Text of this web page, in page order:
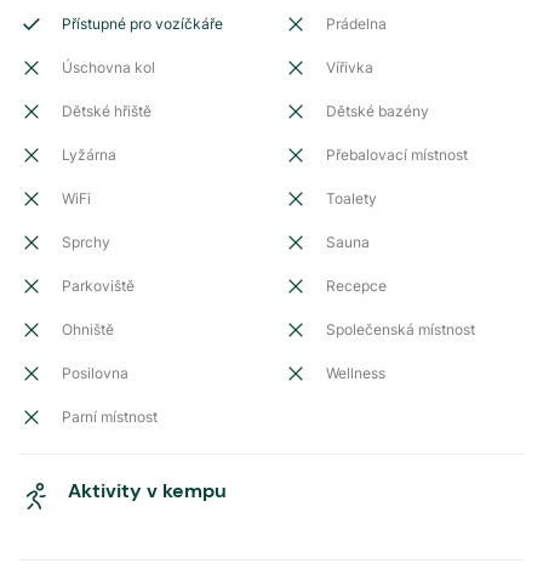
Přístupné pro vozíčkáře Prádelna
Úschovna kol Vířivka
Dětské hřiště Dětské bazény
Lyžárna Přebalovací místnost
WiFi Toalety
Sprchy Sauna
Parkoviště Recepce
Ohniště Společenská místnost
Posilovna Wellness
Parní místnost
Aktivity v kempu